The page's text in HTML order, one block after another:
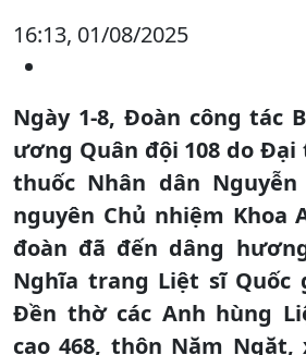
16:13, 01/08/2025
Ngày 1-8, Đoàn công tác
ương Quân đội 108 do Đại
thuốc Nhân dân
nguyên Chủ nhiệm Khoa
đoàn đã đến dâng
Nghĩa trang Liệt sĩ Quốc
Đền thờ các Anh hùng
cao 468, thôn Nặm Ngặt,